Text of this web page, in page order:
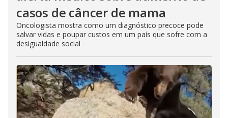
casos de câncer de mama
Oncologista mostra como um diagnóstico precoce pode
salvar vidas e poupar custos em um país que sofre com a
desigualdade social